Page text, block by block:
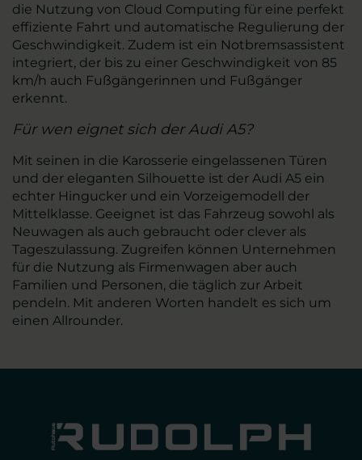
die Nutzung von Cloud Computing für eine perfekt
effiziente Fahrt und automatische Regulierung der
Geschwindigkeit. Zudem ist ein Notbremsassistent
integriert, der bis zu einer Geschwindigkeit von 85
km/h auch Fußgängerinnen und Fußgänger
erkennt.
Für wen eignet sich der Audi A5?
Mit seinen in die Karosserie eingelassenen Türen
und der eleganten Silhouette ist der Audi A5 ein
echter Hingucker und ein Vorzeigemodell der
Mittelklasse. Geeignet ist das Fahrzeug sowohl als
Neuwagen als auch gebraucht oder clever als
Tageszulassung. Zugreifen können Unternehmen
für die Nutzung als Firmenwagen aber auch
Familien und Personen, die täglich zur Arbeit
pendeln. Mit anderen Worten handelt es sich um
einen Allrounder.